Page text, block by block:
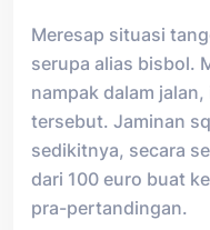
Meresap situasi
serupa alias bisbol.
nampak dalam
tersebut. Jaminan
sedikitnya, secara
dari 100 euro buat
pra-pertandingan.